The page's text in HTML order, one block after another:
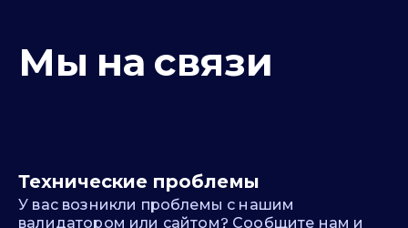
Мы на связи
Технические проблемы
У вас возникли проблемы с нашим
валидатором или сайтом? Сообщите нам и